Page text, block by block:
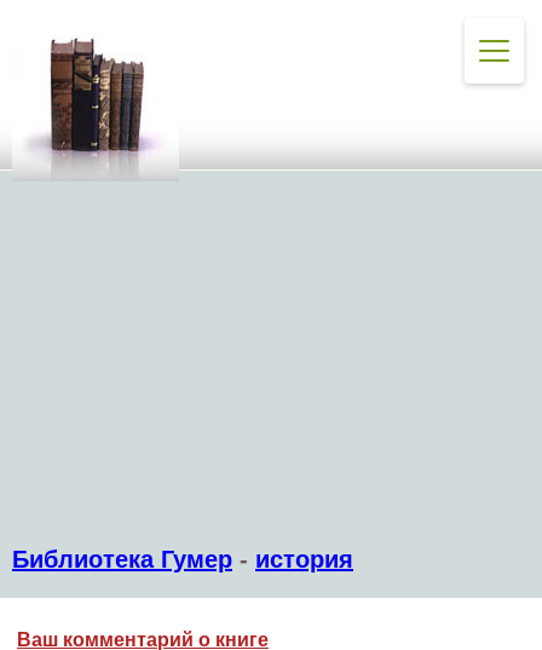
Библиотека Гумер - история
Ваш комментарий о книге